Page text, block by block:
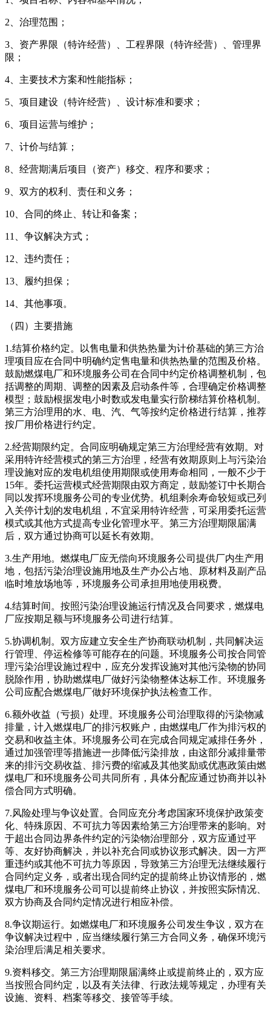
2、治理范围；
3、资产界限（特许经营）、工程界限（特许经营）、管理界
限；
4、主要技术方案和性能指标；
5、项目建设（特许经营）、设计标准和要求；
6、项目运营与维护；
7、计价与结算；
8、经营期满后项目（资产）移交、程序和要求；
9、双方的权利、责任和义务；
10、合同的终止、转让和备案；
11、争议解决方式；
12、违约责任；
13、履约担保；
14、其他事项。
（四）主要措施
1.结算价格约定。以售电量和供热热量为计价基础的第三方治
理项目应在合同中明确约定售电量和供热热量的范围及价格。
鼓励燃煤电厂和环境服务公司在合同中约定价格调整机制，包
括调整的周期、调整的因素及启动条件等，合理确定价格调整
模型；鼓励根据发电小时数或发电量实行阶梯结算价格机制。
第三方治理用的水、电、汽、气等按约定价格进行结算，推荐
按厂用价格进行约定。
2.经营期限约定。合同应明确规定第三方治理经营有效期。对
采用特许经营模式的第三方治理，经营有效期原则上与污染治
理设施对应的发电机组使用期限或使用寿命相同，一般不少于
15年。委托运营模式经营期限由双方商定，鼓励签订中长期合
同以发挥环境服务公司的专业优势。机组剩余寿命较短或已列
入关停计划的发电机组，不宜采用特许经营，可采用委托运营
模式或其他方式提高专业化管理水平。第三方治理期限届满
后，双方通过协商可以延长有效期。
3.生产用地。燃煤电厂应无偿向环境服务公司提供厂内生产用
地，包括污染治理设施用地及生产办公占地、原材料及副产品
临时堆放场地等，环境服务公司承担用地使用税费。
4.结算时间。按照污染治理设施运行情况及合同要求，燃煤电
厂应按期足额与环境服务公司进行结算。
5.协调机制。双方应建立安全生产协商联动机制，共同解决运
行管理、停运检修等可能存在的问题。环境服务公司按合同管
理污染治理设施过程中，应充分发挥设施对其他污染物的协同
脱除作用，协助燃煤电厂做好污染物整体达标工作。环境服务
公司应配合燃煤电厂做好环境保护执法检查工作。
6.额外收益（亏损）处理。环境服务公司治理取得的污染物减
排量，计入燃煤电厂的排污权账户，由燃煤电厂作为排污权的
交易和收益主体。环境服务公司在完成合同规定减排任务外，
通过加强管理等措施进一步降低污染排放，由这部分减排量带
来的排污交易收益、排污费的缩减及其他奖励或优惠政策由燃
煤电厂和环境服务公司共同所有，具体分配应通过协商并以补
偿合同方式明确。
7.风险处理与争议处置。合同应充分考虑国家环境保护政策变
化、特殊原因、不可抗力等因素给第三方治理带来的影响。对
于超出合同边界条件约定的污染物治理部分，双方应通过平
等、友好协商解决，并以补充合同或协议形式解决。因一方严
重违约或其他不可抗力等原因，导致第三方治理无法继续履行
合同约定义务，或者出现合同约定的提前终止协议情形的，燃
煤电厂和环境服务公司可以提前终止协议，并按照实际情况、
双方协商及合同约定情况进行相应补偿。
8.争议期运行。如燃煤电厂和环境服务公司发生争议，双方在
争议解决过程中，应当继续履行第三方合同义务，确保环境污
染治理后满足相关要求。
9.资料移交。第三方治理期限届满终止或提前终止的，双方应
当按照合同约定，以及有关法律、行政法规等规定，办理有关
设施、资料、档案等移交、接管等手续。